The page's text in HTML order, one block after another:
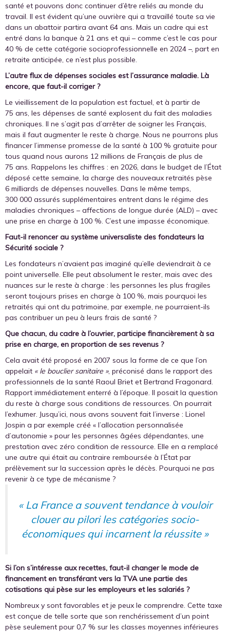
santé et pouvons donc continuer d’être reliés au monde du
travail. Il est évident qu’une ouvrière qui a travaillé toute sa vie
dans un abattoir partira avant 64 ans. Mais un cadre qui est
entré dans la banque à 21 ans et qui – comme c’est le cas pour
40 % de cette catégorie socioprofessionnelle en 2024 –, part en
retraite anticipée, ce n’est plus possible.
L’autre flux de dépenses sociales est l’assurance maladie. Là
encore, que faut-il corriger ?
Le vieillissement de la population est factuel, et à partir de
75 ans, les dépenses de santé explosent du fait des maladies
chroniques. Il ne s’agit pas d’arrêter de soigner les Français,
mais il faut augmenter le reste à charge. Nous ne pourrons plus
financer l’immense promesse de la santé à 100 % gratuite pour
tous quand nous aurons 12 millions de Français de plus de
75 ans. Rappelons les chiffres : en 2026, dans le budget de l’État
déposé cette semaine, la charge des nouveaux retraités pèse
6 milliards de dépenses nouvelles. Dans le même temps,
300 000 assurés supplémentaires entrent dans le régime des
maladies chroniques – affections de longue durée (ALD) – avec
une prise en charge à 100 %. C’est une impasse économique.
Faut-il renoncer au système universaliste des fondateurs la
Sécurité sociale ?
Les fondateurs n’avaient pas imaginé qu’elle deviendrait à ce
point universelle. Elle peut absolument le rester, mais avec des
nuances sur le reste à charge : les personnes les plus fragiles
seront toujours prises en charge à 100 %, mais pourquoi les
retraités qui ont du patrimoine, par exemple, ne pourraient-ils
pas contribuer un peu à leurs frais de santé ?
Que chacun, du cadre à l’ouvrier, participe financièrement à sa
prise en charge, en proportion de ses revenus ?
Cela avait été proposé en 2007 sous la forme de ce que l’on
appelait « le bouclier sanitaire », préconisé dans le rapport des
professionnels de la santé Raoul Briet et Bertrand Fragonard.
Rapport immédiatement enterré à l’époque. Il posait la question
du reste à charge sous conditions de ressources. On pourrait
l’exhumer. Jusqu’ici, nous avons souvent fait l’inverse : Lionel
Jospin a par exemple créé « l’allocation personnalisée
d’autonomie » pour les personnes âgées dépendantes, une
prestation avec zéro condition de ressource. Elle en a remplacé
une autre qui était au contraire remboursée à l’État par
prélèvement sur la succession après le décès. Pourquoi ne pas
revenir à ce type de mécanisme ?
« La France a souvent tendance à vouloir
clouer au pilori les catégories socio-
économiques qui incarnent la réussite »
Si l’on s’intéresse aux recettes, faut-il changer le mode de
financement en transférant vers la TVA une partie des
cotisations qui pèse sur les employeurs et les salariés ?
Nombreux y sont favorables et je peux le comprendre. Cette taxe
est conçue de telle sorte que son renchérissement d’un point
pèse seulement pour 0,7 % sur les classes moyennes inférieures